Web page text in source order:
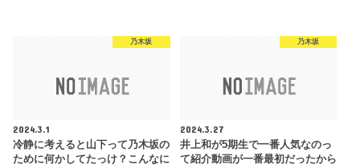
乃木坂
2024.3.1
冷静に考えると山下って乃木坂の
ために何かしてたっけ？こんなに
乃木坂
2024.3.27
井上和が5期生で一番人気なのっ
て紹介動画が一番最初だったから